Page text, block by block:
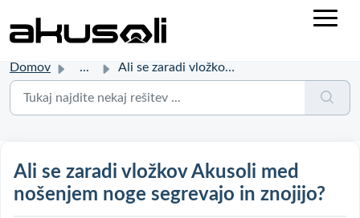
Domov ... Ali se zaradi vložkov Akusoli med nošenjem noge segrevajo...
Ali se zaradi vložkov Akusoli med
nošenjem noge segrevajo in znojijo?